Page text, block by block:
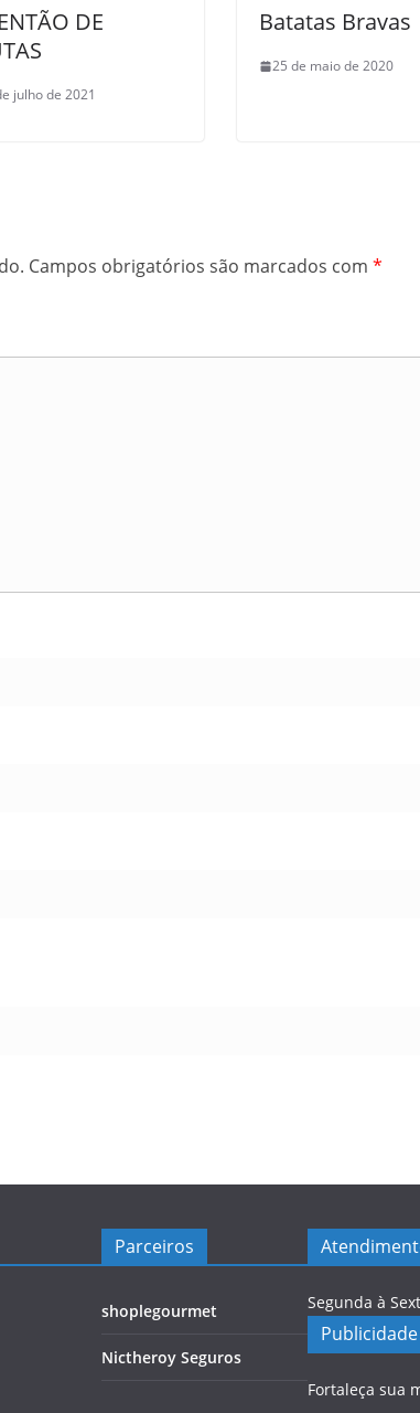
DE
julho de 2021
Batatas Bravas
25 de maio de 2020
Campos obrigatórios são marcados com *
Parceiros
shoplegourmet
Nictheroy Seguros
Segunda à
Publicidade
Fortaleça sua